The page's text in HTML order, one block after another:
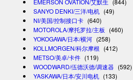
SANYO DENKI/三洋/电机 (49)
NI/美国/控制接口卡 (640)
MOTOROLA/摩托罗拉/主板 (460)
YOKOGAWA/日本/横河 (258)
KOLLMORGEN/科尔摩根 (412)
METSO/美卓/卡件 (119)
WOODWARD/伍德沃德/调速器 (592)
YASKAWA/日本/安川电机 (133)